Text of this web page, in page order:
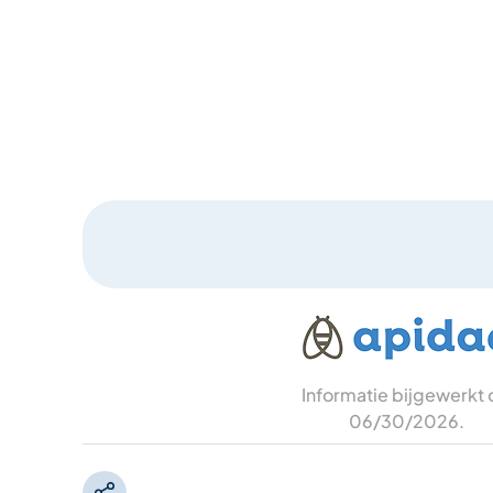
Informatie bijgewerkt
06/30/2026.